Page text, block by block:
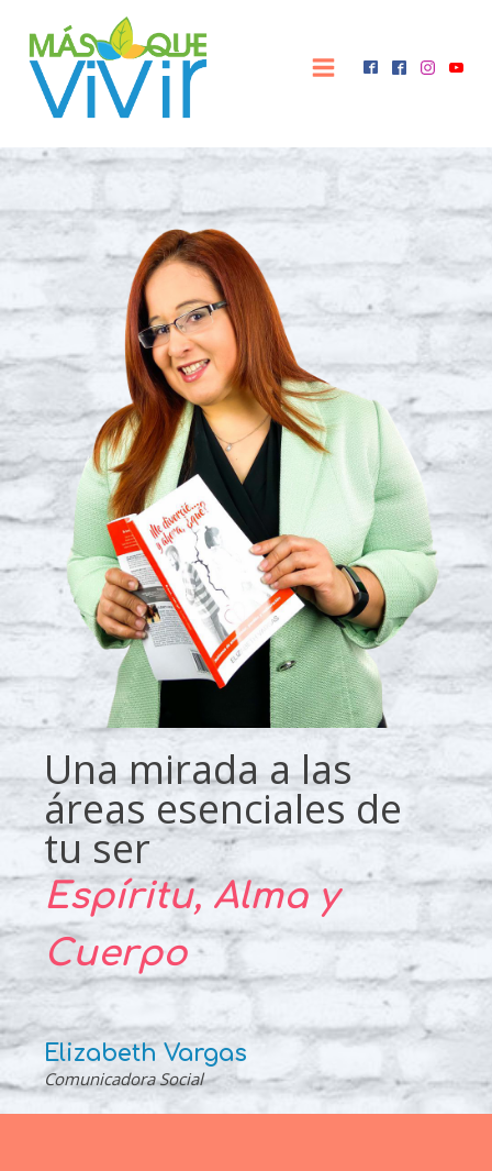
Una mirada a las
áreas esenciales de
tu ser
Espíritu, Alma y
Cuerpo
Elizabeth Vargas
Comunicadora Social